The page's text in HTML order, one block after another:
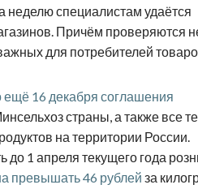
неделю специалистам удаётся
Причём проверяются
для потребителей
ещё 16 декабря соглашения
страны, а также все
на территории России.
до 1 апреля текущего года
превышать 46 рублей за